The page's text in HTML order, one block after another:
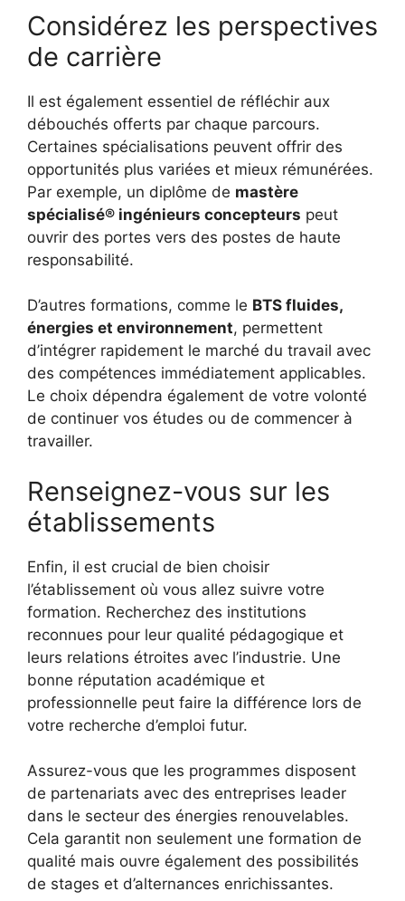
Considérez les perspectives
de carrière
Il est également essentiel de réfléchir aux
débouchés offerts par chaque parcours.
Certaines spécialisations peuvent offrir des
opportunités plus variées et mieux rémunérées.
Par exemple, un diplôme de mastère
spécialisé® ingénieurs concepteurs peut
ouvrir des portes vers des postes de haute
responsabilité.
D’autres formations, comme le BTS fluides,
énergies et environnement, permettent
d’intégrer rapidement le marché du travail avec
des compétences immédiatement applicables.
Le choix dépendra également de votre volonté
de continuer vos études ou de commencer à
travailler.
Renseignez-vous sur les
établissements
Enfin, il est crucial de bien choisir
l’établissement où vous allez suivre votre
formation. Recherchez des institutions
reconnues pour leur qualité pédagogique et
leurs relations étroites avec l’industrie. Une
bonne réputation académique et
professionnelle peut faire la différence lors de
votre recherche d’emploi futur.
Assurez-vous que les programmes disposent
de partenariats avec des entreprises leader
dans le secteur des énergies renouvelables.
Cela garantit non seulement une formation de
qualité mais ouvre également des possibilités
de stages et d’alternances enrichissantes.